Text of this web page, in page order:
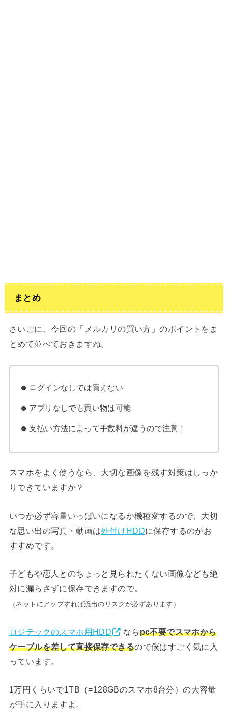
まとめ
さいごに、今回の「メルカリの買い方」のポイントをま
とめて並べておきますね。
ログインなしでは買えない
アプリなしでも買い物は可能
支払い方法によって手数料が違うので注意！
スマホをよく使うなら、大切な画像を残す対策はしっか
りできていますか？
いつか必ず容量いっぱいになるか機種変するので、大切
な思い出の写真・動画は外付けHDDに保存するのがお
すすめです。
子どもや恋人とのちょっと見られたくない画像なども絶
対に漏らさずに保存できますので。
（ネットにアップすれば流出のリスクが必ずあります）
ロジテックのスマホ用HDD ならpc不要でスマホから
ケーブルを差して直接保存できるので僕はすごく気に入
っています。
1万円くらいで1TB（=128GBのスマホ8台分）の大容量
が手に入りますよ。